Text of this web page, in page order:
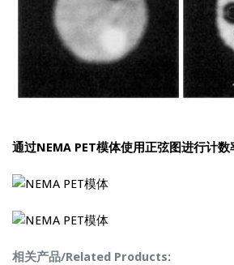
通过NEMA PET模体使用正弦图进行计数
相关产品/Related Products: